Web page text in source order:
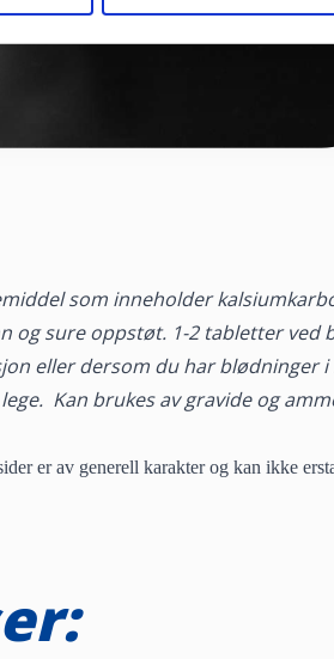
som inneholder
og sure oppstøt. 1-2 tabletter ved
eller dersom du har blødninger
Kan brukes av gravide og
er av generell karakter og kan ikke